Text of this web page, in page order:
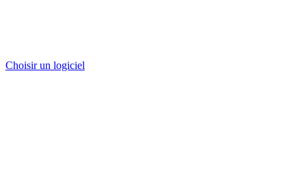
Choisir un logiciel